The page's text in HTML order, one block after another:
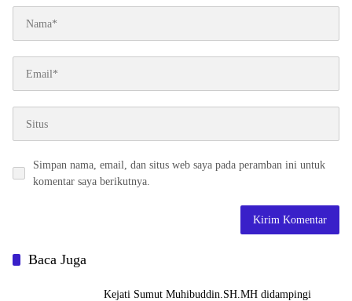
Simpan nama, email, dan situs web saya pada peramban ini untuk
komentar saya berikutnya.
Baca Juga
Kejati Sumut Muhibuddin.SH.MH didampingi